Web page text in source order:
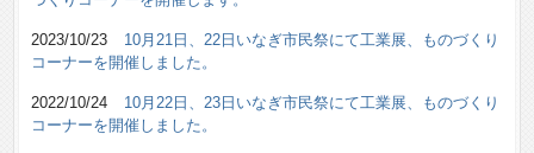
2023/10/23
10月21日、22日いなぎ市民祭にて工業展、ものづくり
コーナーを開催しました。
2022/10/24
10月22日、23日いなぎ市民祭にて工業展、ものづくり
コーナーを開催しました。